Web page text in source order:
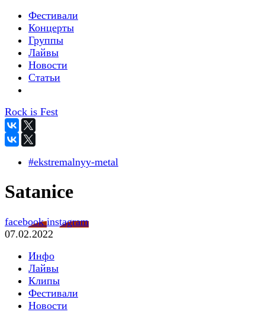
Фестивали
Концерты
Группы
Лайвы
Новости
Статьи
Rock is Fest
#ekstremalnyy-metal
Satanice
facebookinstagram
07.02.2022
Инфо
Лайвы
Клипы
Фестивали
Новости